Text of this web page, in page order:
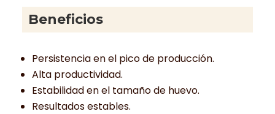
Beneficios
Persistencia en el pico de producción.
Alta productividad.
Estabilidad en el tamaño de huevo.
Resultados estables.